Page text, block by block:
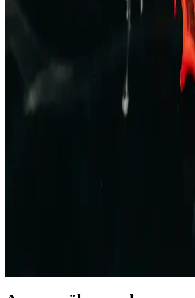
TAMPAP Erkek Baskılı Kısa
TAMPAP erkek baskılı kısa kollu pijama
pamuklu kumaşı ve şık tasarımıyla yaz
Erkek Bej Rengi Ceketler: Çok
Seçenekleri Rehberi
Bej rengi erkek ceketler, çok yönlülüğü ve
ortamda tercih edilir. Farklı modeller ve
Erkek Kot Şort Modası 2023:
Yaz aylarında rahat ve şık kalmak isteyen
farklı kesim ve renk seçenekleriyle ideal
resmi olmayan ortamlar için uygun